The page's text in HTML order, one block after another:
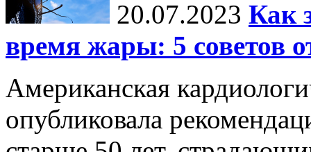
20.07.2023 Как
время жары: 5 советов
Американская
опубликовала